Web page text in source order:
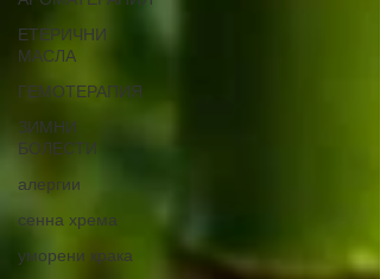
ЕТЕРИЧНИ
МАСЛА
ГЕМОТЕРАПИЯ
ЗИМНИ
БОЛЕСТИ
алергии
сенна хрема
уморени крака